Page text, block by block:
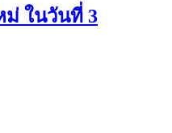
ม่ ในวันที่ 3